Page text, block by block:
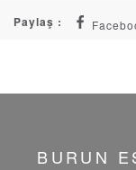
Paylaş :
BURUN